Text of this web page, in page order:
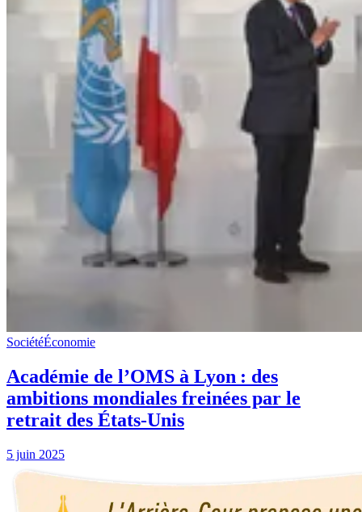
SociétéÉconomie
Académie de l’OMS à Lyon : des
ambitions mondiales freinées par le
retrait des États-Unis
5 juin 2025